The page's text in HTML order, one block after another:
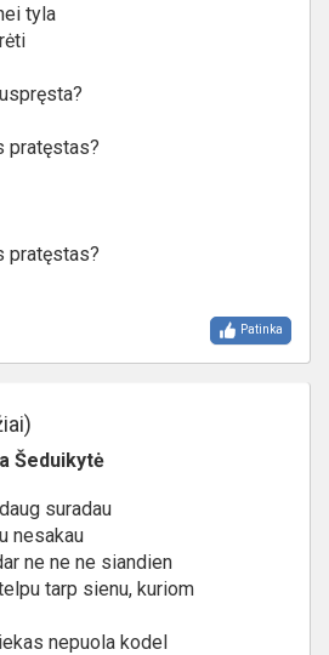
tyla
pratęstas?
pratęstas?
Patinka
Šeduikytė
suradau
nesakau
ne ne ne siandien
tarp sienu, kuriom
nepuola kodel